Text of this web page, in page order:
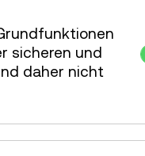
sicheren und
daher nicht